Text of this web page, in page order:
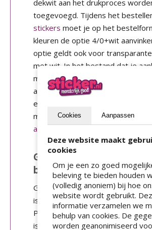
dekwit aan het drukproces
toegevoegd. Tijdens het
stickers moet je op het
kleuren de optie 4/0+wit
optie geldt ook voor
met wit. In het bestand dat je
moet je de witte delen als het
aangeven: C:0 M:0 Y:1 K:0. Dit kan
een vectorbestand. Meer
maken van een drukbestand vind
aanleverspecificaties.
Gouden en zilveren
bestellen
Goud is verkrijgbaar als papier en
is verkrijgbaar als papier, folie PP
Papier kun je niet buiten
is niet waterbestendig. Folie PP en
Cookies Aanpassen
Deze website maakt
cookies
Om je een zo goed
beleving te bieden houden
(volledig anoniem) bij hoe
website wordt gebruikt.
informatie verzamelen we
behulp van cookies. De
worden geanonimiseerd